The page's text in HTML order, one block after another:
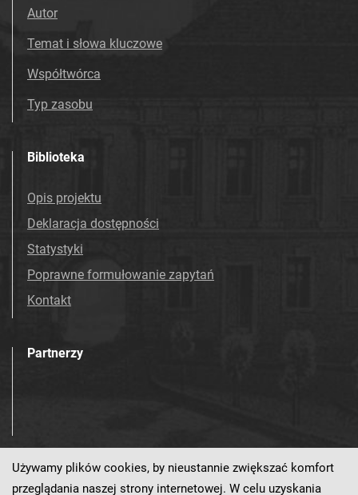
Autor
Temat i słowa kluczowe
Współtwórca
Typ zasobu
Biblioteka
Opis projektu
Deklaracja dostępności
Statystyki
Poprawne formułowanie zapytań
Kontakt
Partnerzy
Odwiedź nas!
Używamy plików cookies, by nieustannie zwiększać komfort
przeglądania naszej strony internetowej. W celu uzyskania